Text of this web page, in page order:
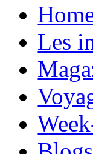
Les